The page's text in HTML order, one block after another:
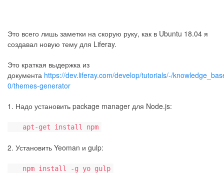
Это всего лишь заметки на скорую руку, как в Ubuntu 18.04 я
создавал новую тему для Liferay.
Это краткая выдержка из
документа https://dev.liferay.com/develop/tutorials/-/
0/themes-generator
1. Надо установить package manager для Node.js:
apt-get install npm
2. Установить Yeoman и gulp:
npm install -g yo gulp